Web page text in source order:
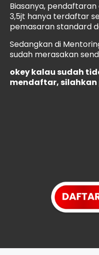
Biasanya,
3,5jt hanya terdaftar
pemasaran standard
Sedangkan di
sudah merasakan
okey kalau sudah
mendaftar, silahkan